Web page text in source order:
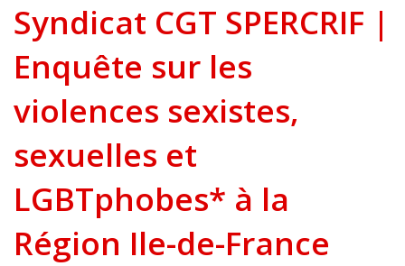
Syndicat CGT SPERCRIF |
Enquête sur les
violences sexistes,
sexuelles et
LGBTphobes* à la
Région Ile-de-France